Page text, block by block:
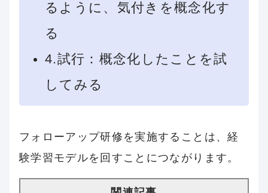
るように、気付きを概念化す
る
4.試行：概念化したことを試
してみる
フォローアップ研修を実施することは、経
験学習モデルを回すことにつながります。